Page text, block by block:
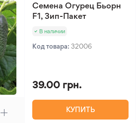
Семена Огурец Бьорн
F1, Зип-Пакет
В наличии
Код товара: 32006
39.00 грн.
КУПИТЬ